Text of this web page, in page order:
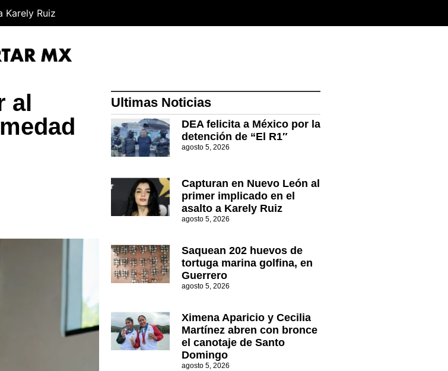
Karely Ruiz
al
Ultimas Noticias
DEA felicita a México por la
detención de “El R1″
agosto 5, 2026
Capturan en Nuevo León al
primer implicado en el
asalto a Karely Ruiz
agosto 5, 2026
Saquean 202 huevos de
tortuga marina golfina, en
Guerrero
agosto 5, 2026
Ximena Aparicio y Cecilia
Martínez abren con bronce
el canotaje de Santo
Domingo
agosto 5, 2026